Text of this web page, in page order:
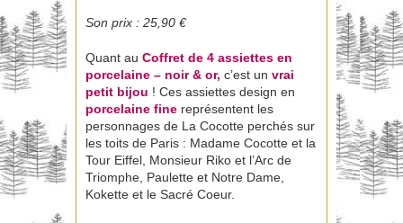
Son prix : 25,90 €
Quant au Coffret de 4 assiettes en
porcelaine – noir & or, c’est un vrai
petit bijou ! Ces assiettes design en
porcelaine fine représentent les
personnages de La Cocotte perchés sur
les toits de Paris : Madame Cocotte et la
Tour Eiffel, Monsieur Riko et l’Arc de
Triomphe, Paulette et Notre Dame,
Kokette et le Sacré Coeur.